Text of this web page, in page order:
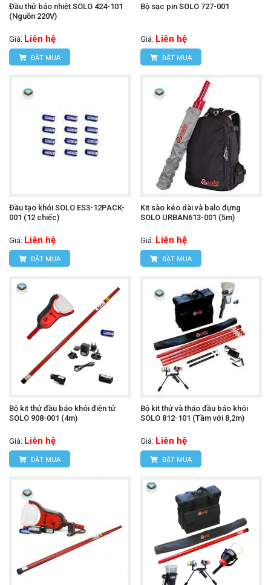
Đầu thử báo nhiệt SOLO 424-101
(Nguồn 220V)
Giá: Liên hệ
ĐẶT MUA
Bộ sạc pin SOLO 727-001
Giá: Liên hệ
ĐẶT MUA
Đầu tạo khói SOLO ES3-12PACK-
001 (12 chiếc)
Giá: Liên hệ
ĐẶT MUA
Kit sào kéo dài và balo đựng
SOLO URBAN613-001 (5m)
Giá: Liên hệ
ĐẶT MUA
Bộ kit thử đầu báo khói điện tử
SOLO 908-001 (4m)
Giá: Liên hệ
ĐẶT MUA
Bộ kit thử và tháo đầu báo khói
SOLO 812-101 (Tầm với 8,2m)
Giá: Liên hệ
ĐẶT MUA